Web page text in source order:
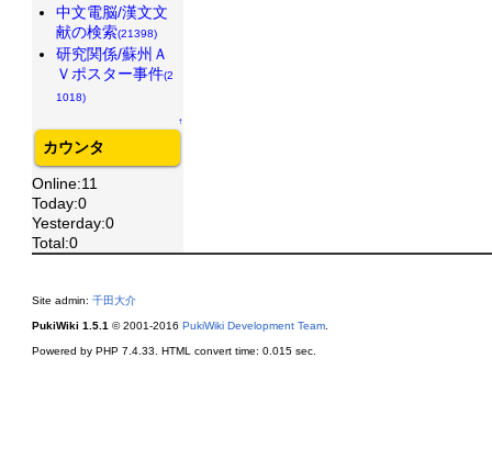
中文電脳/漢文文
献の検索(21398)
研究関係/蘇州Ａ
Ｖポスター事件(2
1018)
↑
カウンタ
Online:11
Today:0
Yesterday:0
Total:0
Site admin: 千田大介
PukiWiki 1.5.1 © 2001-2016 PukiWiki Development Team.
Powered by PHP 7.4.33. HTML convert time: 0.015 sec.